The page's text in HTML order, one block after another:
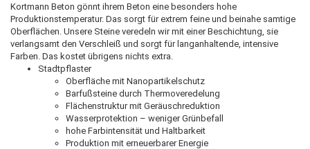
Kortmann Beton gönnt ihrem Beton eine besonders hohe
Produktionstemperatur. Das sorgt für extrem feine und beinahe samtige
Oberflächen. Unsere Steine veredeln wir mit einer Beschichtung, sie
verlangsamt den Verschleiß und sorgt für langanhaltende, intensive
Farben. Das kostet übrigens nichts extra.
Stadtpflaster
Oberfläche mit Nanopartikelschutz
Barfußsteine durch Thermoveredelung
Flächenstruktur mit Geräuschreduktion
Wasserprotektion – weniger Grünbefall
hohe Farbintensität und Haltbarkeit
Produktion mit erneuerbarer Energie